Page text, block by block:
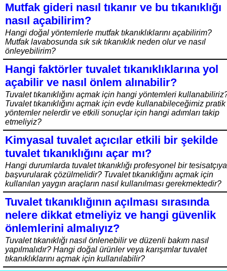
Mutfak gideri nasıl tıkanır ve bu tıkanıklığı
nasıl açabilirim?
Hangi doğal yöntemlerle mutfak tıkanıklıklarını açabilirim?
Mutfak lavabosunda sık sık tıkanıklık neden olur ve nasıl
önleyebilirim?
Hangi faktörler tuvalet tıkanıklıklarına yol
açabilir ve nasıl önlem alınabilir?
Tuvalet tıkanıklığını açmak için hangi yöntemleri
Tuvalet tıkanıklığını açmak için evde kullanabileceğimiz pratik
yöntemler nelerdir ve etkili sonuçlar için hangi adımları takip
etmeliyiz?
Kimyasal tuvalet açıcılar etkili bir şekilde
tuvalet tıkanıklığını açar mı?
Hangi durumlarda tuvalet tıkanıklığı profesyonel bir tesisatçıya
başvurularak çözülmelidir? Tuvalet tıkanıklığını açmak için
kullanılan yaygın araçların nasıl kullanılması gerekmektedir?
Tuvalet tıkanıklığının açılması sırasında
nelere dikkat etmeliyiz ve hangi güvenlik
önlemlerini almalıyız?
Tuvalet tıkanıklığı nasıl önlenebilir ve düzenli bakım nasıl
yapılmalıdır? Hangi doğal ürünler veya karışımlar tuvalet
tıkanıklıklarını açmak için kullanılabilir?